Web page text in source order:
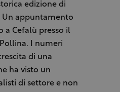
edizione di
Un appuntamento
a Cefalù presso il
Pollina. I numeri
di una
ha visto un
di settore e non